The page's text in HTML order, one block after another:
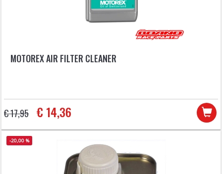
MOTOREX AIR FILTER CLEANER
€ 17,95 € 14,36
-20,00 %